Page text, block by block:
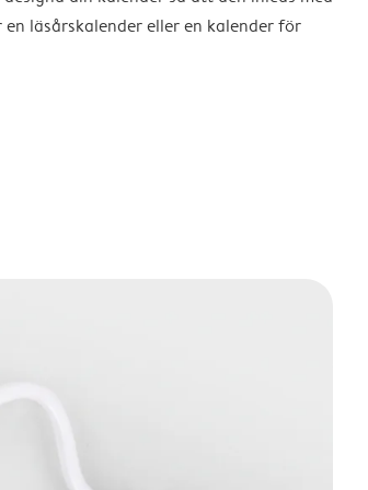
läsårskalender eller en kalender för